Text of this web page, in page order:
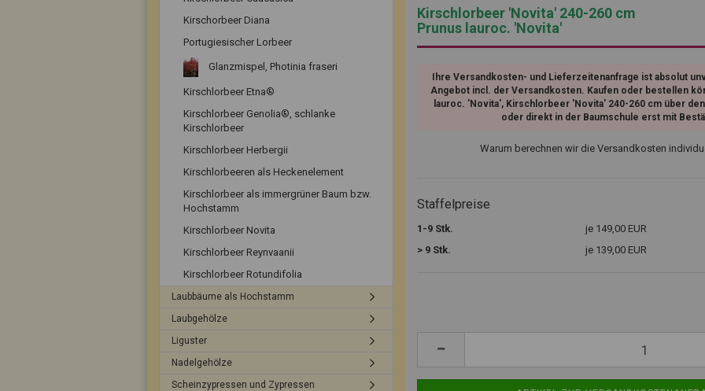
Kirschlorbeer 'Novita' 240-260 cm
Prunus lauroc. 'Novita'
Ihre Versandkosten- und Lieferzeitenanfrage ist absolut
Angebot incl. der Versandkosten. Kaufen oder bestellen
lauroc. 'Novita', Kirschlorbeer 'Novita' 240-260 cm über
oder direkt in der Baumschule erst mit
Warum berechnen wir die Versandkosten
Staffelpreise
1-9 Stk.
je 149,00 EUR
> 9 Stk.
je 139,00 EUR
Kirschorbeer Diana
Portugiesischer Lorbeer
Glanzmispel, Photinia fraseri
Kirschlorbeer Etna®
Kirschlorbeer Genolia®, schlanke
Kirschlorbeer
Kirschlorbeer Herbergii
Kirschlorbeeren als Heckenelement
Kirschlorbeer als immergrüner Baum bzw.
Hochstamm
Kirschlorbeer Novita
Kirschlorbeer Reynvaanii
Kirschlorbeer Rotundifolia
Laubbäume als Hochstamm
Laubgehölze
Liguster
Nadelgehölze
Scheinzypressen und Zypressen